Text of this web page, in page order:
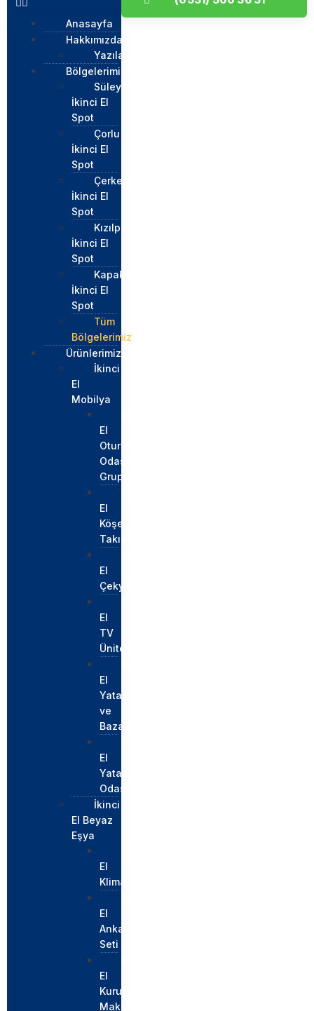
Anasayfa
Hakkımızda
Yazılar
Bölgelerimiz
Süleymapaşa
İkinci El
Spot
Çorlu
İkinci El
Spot
Çerkezköy
İkinci El
Spot
Kızılpınar
İkinci El
Spot
Kapaklı
İkinci El
Spot
Tüm
Bölgelerimiz
Ürünlerimiz
İkinci
El
Mobilya
El
Oturma
Odası
Grupları
El
Köşe
Takımları
El
Çekyatlar
El
TV
Üniteleri
El
Yatak
ve
Bazalar
El
Yatak
Odası
İkinci
El Beyaz
Eşya
El
Klima
El
Ankastre
Seti
El
Kurutma
Makinesi